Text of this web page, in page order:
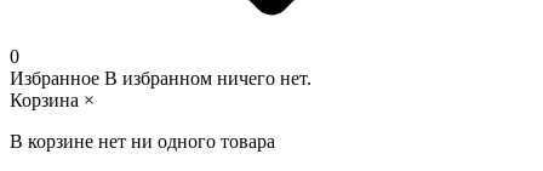
0
Избранное В избранном ничего нет.
Корзина ×
В корзине нет ни одного товара